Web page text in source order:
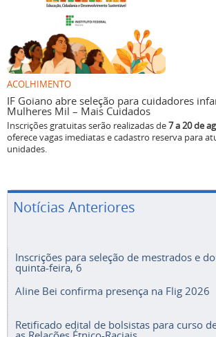
ACOLHIMENTO
IF Goiano abre seleção para cuidadores
Mulheres Mil – Mais Cuidados
Inscrições gratuitas serão realizadas de7 a 20 de
oferece vagas imediatas e cadastro reserva para
unidades.
Notícias Anteriores
Inscrições para seleção de mestrados e
quinta-feira, 6
Aline Bei confirma presença na Flig 2026
Retificado edital de bolsistas para curso